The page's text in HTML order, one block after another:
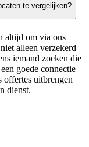
te vergelijken?
altijd om via ons
alleen verzekerd
iemand zoeken die
goede connectie
offertes uitbrengen
dienst.